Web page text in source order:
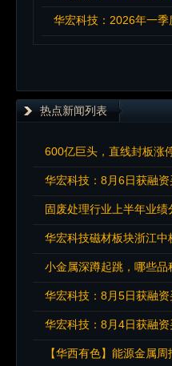
华宏科技：2026年一季
热点新闻列表
600亿巨头，直线封板涨
华宏科技：8月6日获融
固废处理行业上半年业
华宏科技磁材板块浙江
小金属深蹲起跳，哪些品
华宏科技：8月5日获融
华宏科技：8月4日获融
【华西有色】能源金属